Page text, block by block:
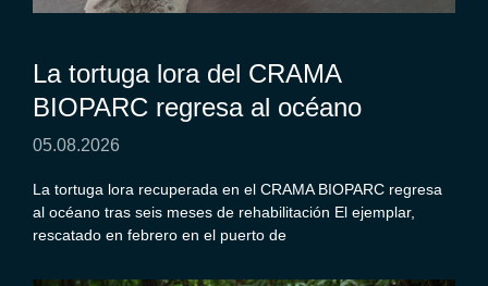
La tortuga lora del CRAMA
BIOPARC regresa al océano
05.08.2026
La tortuga lora recuperada en el CRAMA BIOPARC regresa
al océano tras seis meses de rehabilitación El ejemplar,
rescatado en febrero en el puerto de